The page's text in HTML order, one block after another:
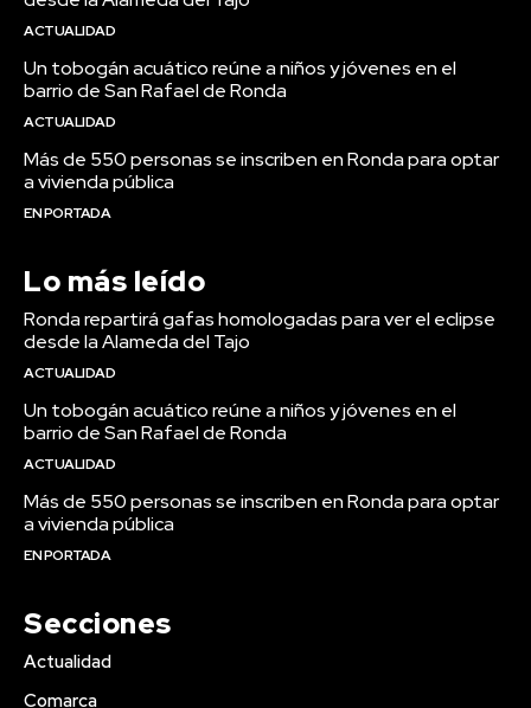
ACTUALIDAD
Un tobogán acuático reúne a niños y jóvenes en el
barrio de San Rafael de Ronda
ACTUALIDAD
Más de 550 personas se inscriben en Ronda para optar
a vivienda pública
EN PORTADA
Lo más leído
Ronda repartirá gafas homologadas para ver el eclipse
desde la Alameda del Tajo
ACTUALIDAD
Un tobogán acuático reúne a niños y jóvenes en el
barrio de San Rafael de Ronda
ACTUALIDAD
Más de 550 personas se inscriben en Ronda para optar
a vivienda pública
EN PORTADA
Secciones
Actualidad
Comarca